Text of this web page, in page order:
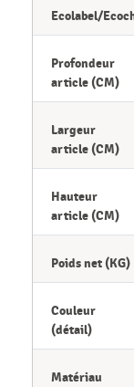
Ecolabel/
Profondeur
article (CM)
Largeur
article (CM)
Hauteur
article (CM)
Poids net (KG)
Couleur
(détail)
Matériau